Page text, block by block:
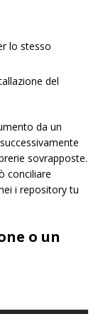
lo stesso
del
da un
sovrapposte.
conciliare
i repository tu
o un